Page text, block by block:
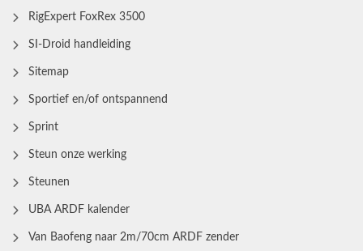
RigExpert FoxRex 3500
SI-Droid handleiding
Sitemap
Sportief en/of ontspannend
Sprint
Steun onze werking
Steunen
UBA ARDF kalender
Van Baofeng naar 2m/70cm ARDF zender